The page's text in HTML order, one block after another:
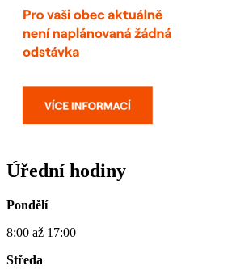
Úřední hodiny
Pondělí
8:00 až 17:00
Středa